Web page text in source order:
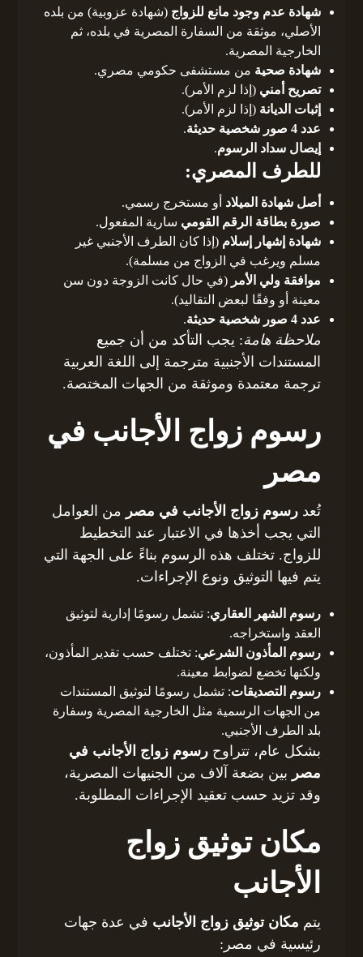
شهادة عدم وجود مانع للزواج (شهادة عزوبية) من بلده
الأصلي، موثقة من السفارة المصرية في بلده، ثم
الخارجية المصرية.
شهادة صحية من مستشفى حكومي مصري.
تصريح أمني (إذا لزم الأمر).
إثبات الديانة (إذا لزم الأمر).
عدد 4 صور شخصية حديثة
.
إيصال سداد الرسوم.
للطرف المصري:
أصل شهادة الميلاد أو مستخرج رسمي.
صورة بطاقة الرقم القومي سارية المفعول.
شهادة إشهار إسلام (إذا كان الطرف الأجنبي غير
مسلم ويرغب في الزواج من مسلمة).
موافقة ولي الأمر (في حال كانت الزوجة دون سن
معينة أو وفقًا لبعض التقاليد).
عدد 4 صور شخصية حديثة
.
ملاحظة هامة: يجب التأكد من أن جميع
المستندات الأجنبية مترجمة إلى اللغة العربية
ترجمة معتمدة وموثقة من الجهات المختصة.
رسوم زواج الأجانب في
مصر
تُعدرسوم زواج الأجانب في مصر من العوامل
التي يجب أخذها في الاعتبار عند التخطيط
للزواج. تختلف هذه الرسوم بناءً على الجهة التي
يتم فيها التوثيق ونوع الإجراءات.
رسوم الشهر العقاري: تشمل رسومًا إدارية لتوثيق
العقد واستخراجه.
رسوم المأذون الشرعي: تختلف حسب تقدير المأذون،
ولكنها تخضع لضوابط معينة.
رسوم التصديقات: تشمل رسومًا لتوثيق المستندات
من الجهات الرسمية مثل الخارجية المصرية وسفارة
بلد الطرف الأجنبي.
بشكل عام، تتراوحرسوم زواج الأجانب في
مصر بين بضعة آلاف من الجنيهات المصرية،
وقد تزيد حسب تعقيد الإجراءات المطلوبة.
مكان توثيق زواج
الأجانب
يتم مكان توثيق زواج الأجانب في عدة جهات
رئيسية في مصر: